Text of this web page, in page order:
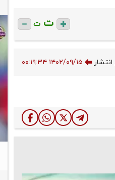
ت ت
۱۴۰۲/۰۹/۱۵ ۰۰:۱۹:۳۴